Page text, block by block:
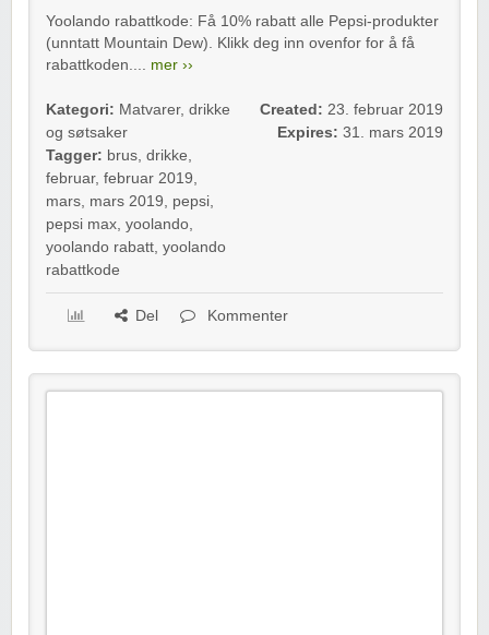
Yoolando rabattkode: Få 10% rabatt alle Pepsi-produkter
(unntatt Mountain Dew). Klikk deg inn ovenfor for å få
rabattkoden.... mer ››
Kategori: Matvarer, drikke
og søtsaker
Tagger: brus, drikke,
februar, februar 2019,
mars, mars 2019, pepsi,
pepsi max, yoolando,
yoolando rabatt, yoolando
rabattkode
Created: 23. februar 2019
Expires: 31. mars 2019
Del Kommenter